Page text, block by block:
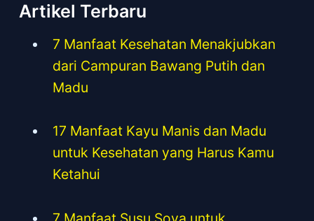
Artikel Terbaru
7 Manfaat Kesehatan Menakjubkan
dari Campuran Bawang Putih dan
Madu
17 Manfaat Kayu Manis dan Madu
untuk Kesehatan yang Harus Kamu
Ketahui